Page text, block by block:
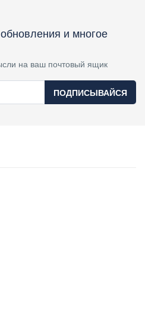
и многое
на ваш почтовый ящик
ПОДПИСЫВАЙСЯ